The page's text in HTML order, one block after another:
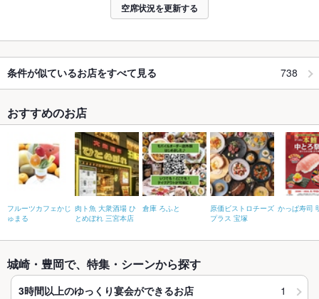
空席状況を更新する
条件が似ているお店をすべて見る 738
おすすめのお店
フルーツカフェかじ
ゅまる
肉ト魚 大衆酒場 ひ
とめぼれ 三宮本店
倉庫 ろふと
原価ビストロチーズ
プラス 宝塚
かっぱ寿司
城崎・豊岡で、特集・シーンから探す
3時間以上のゆっくり宴会ができるお店 1